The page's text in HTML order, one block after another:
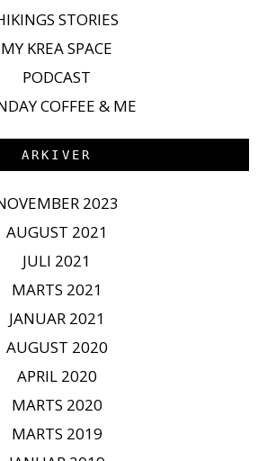
STORIES
MY KREA SPACE
PODCAST
COFFEE & ME
ARKIVER
2023
AUGUST 2021
JULI 2021
MARTS 2021
JANUAR 2021
AUGUST 2020
APRIL 2020
MARTS 2020
MARTS 2019